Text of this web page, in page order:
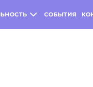
СОБЫТИЯ